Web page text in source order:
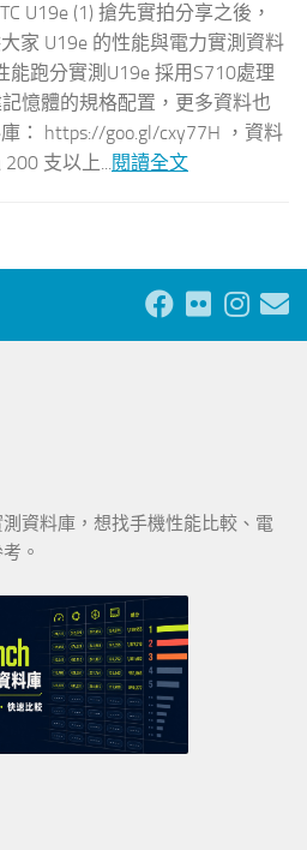
U19e (1) 搶先實拍分享之後，
家 U19e 的性能與電力實測資料
能跑分實測U19e 採用S710處理
憶體的規格配置，更多資料也
： https://goo.gl/cxy77H ，資料
支以上...閱讀全文
資料庫，想找手機性能比較、電
。